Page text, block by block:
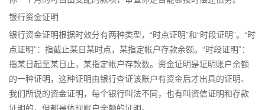
银行资金证明
银行资金证明根据时效分有两种类型，“时点证明”和“时段证明”。“时
点证明”：指截止某日某时点，某指定帐户存款余额。“时段证明”：
指某日起至某日止，某指定帐户存款数。资金证明是证明账户余额
的一种证明，这种证明由银行查证该账户有资金后才出具的证明、
我们所说的资金证明，每个银行叫法不同，也有叫资信证明和存款
证明的，但都是体现账户余额的证明。